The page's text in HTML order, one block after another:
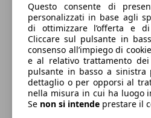
148 g/km
Emissioni di CO2 (combinato)*
Questo consente di
personalizzati in base agli
di ottimizzare l’offerta e
Cliccare sul pulsante in
consenso all’impiego di
e al relativo trattamento
pulsante in basso a sinistra
dettaglio o per opporsi al
nella misura in cui ha luogo
Se non si intende prestare il